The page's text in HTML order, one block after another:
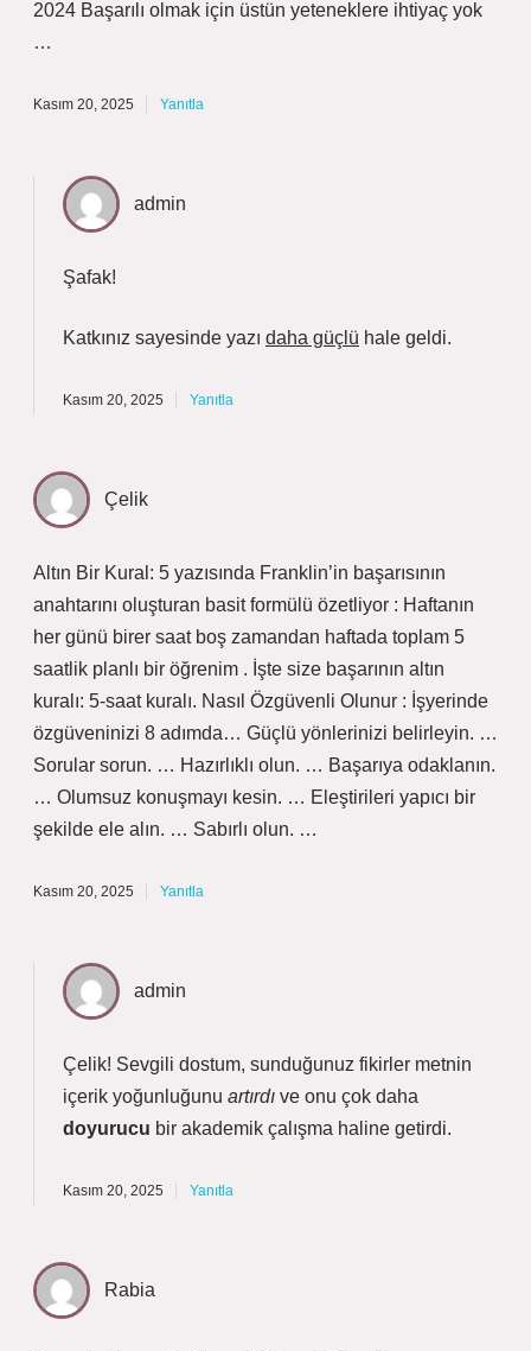
2024 Başarılı olmak için üstün yeteneklere ihtiyaç yok
…
Kasım 20, 2025 Yanıtla
admin
Şafak!
Katkınız sayesinde yazı daha güçlü hale geldi.
Kasım 20, 2025 Yanıtla
Çelik
Altın Bir Kural: 5 yazısında Franklin’in başarısının
anahtarını oluşturan basit formülü özetliyor : Haftanın
her günü birer saat boş zamandan haftada toplam 5
saatlik planlı bir öğrenim . İşte size başarının altın
kuralı: 5-saat kuralı. Nasıl Özgüvenli Olunur : İşyerinde
özgüveninizi 8 adımda… Güçlü yönlerinizi belirleyin. …
Sorular sorun. … Hazırlıklı olun. … Başarıya odaklanın.
… Olumsuz konuşmayı kesin. … Eleştirileri yapıcı bir
şekilde ele alın. … Sabırlı olun. …
Kasım 20, 2025 Yanıtla
admin
Çelik! Sevgili dostum, sunduğunuz fikirler metnin
içerik yoğunluğunu artırdı ve onu çok daha
doyurucu bir akademik çalışma haline getirdi.
Kasım 20, 2025 Yanıtla
Rabia